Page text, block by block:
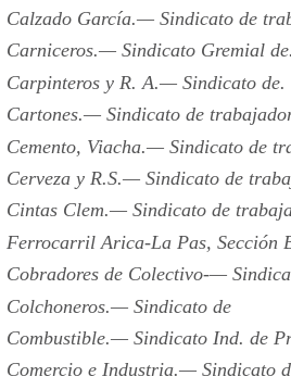
Calzado García.— Sindicato de
Carniceros.— Sindicato Gremial
Carpinteros y R. A.— Sindicato de.
Cartones.— Sindicato de
Cemento, Viacha.— Sindicato de
Cerveza y R.S.— Sindicato de
Cintas Clem.— Sindicato de
Ferrocarril Arica-La Pas,
Cobradores de Colectivo-—
Colchoneros.— Sindicato de
Combustible.— Sindicato Ind. de
Comercio e Industria.— Sindicato